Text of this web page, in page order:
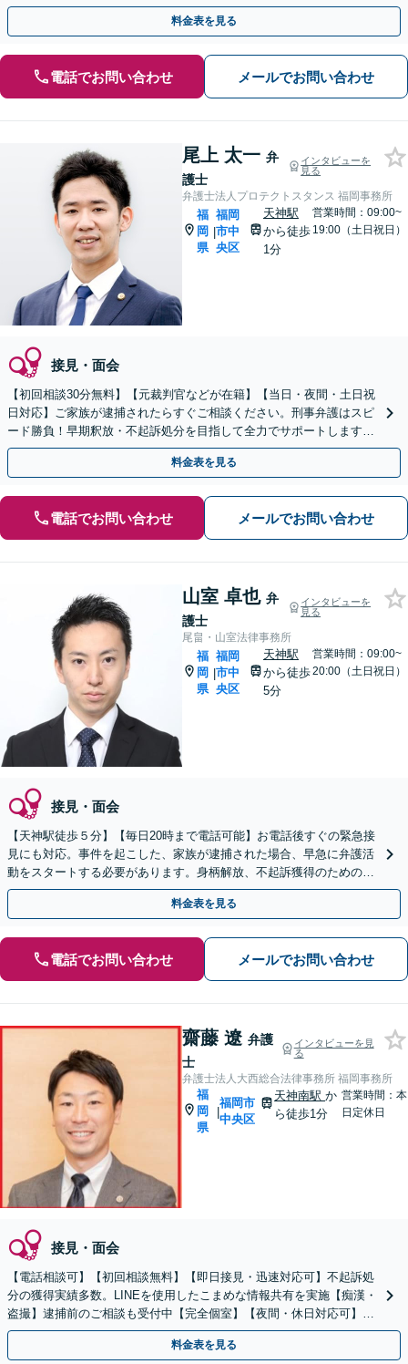
【スピード対応】
料金表を見る
電話でお問い合わせ メールでお問い合わせ
尾上 太一 弁
護士
インタビューを
見る
弁護士法人プロテクトスタンス 福岡事務所
福
岡
県
|
福岡
市中
央区
天神駅
から徒歩
1分
営業時間：09:00~
19:00（土日祝日）
接見・面会
【初回相談30分無料】【元裁判官などが在籍】【当日・夜間・土日祝
日対応】ご家族が逮捕されたらすぐご相談ください。刑事弁護はスピ
ード勝負！早期釈放・不起訴処分を目指して全力でサポートします。
【スピード対応】
料金表を見る
電話でお問い合わせ メールでお問い合わせ
山室 卓也 弁
護士
インタビューを
見る
尾畠・山室法律事務所
福
岡
県
|
福岡
市中
央区
天神駅
から徒歩
5分
営業時間：09:00~
20:00（土日祝日）
接見・面会
【天神駅徒歩５分】【毎日20時まで電話可能】お電話後すぐの緊急接
見にも対応。事件を起こした、家族が逮捕された場合、早急に弁護活
動をスタートする必要があります。身柄解放、不起訴獲得のための示
談交渉、執行猶予にしたいなどお任せください。
料金表を見る
電話でお問い合わせ メールでお問い合わせ
齋藤 遼 弁護
士
インタビューを見
る
弁護士法人大西総合法律事務所 福岡事務所
福
岡
県
|
福岡市
中央区
天神南駅か
ら徒歩1分
営業時間：本
日定休日
接見・面会
【電話相談可】【初回相談無料】【即日接見・迅速対応可】不起訴処
分の獲得実績多数。LINEを使用したこまめな情報共有を実施【痴漢・
盗撮】逮捕前のご相談も受付中【完全個室】【夜間・休日対応可】
【天神南駅直結】
料金表を見る